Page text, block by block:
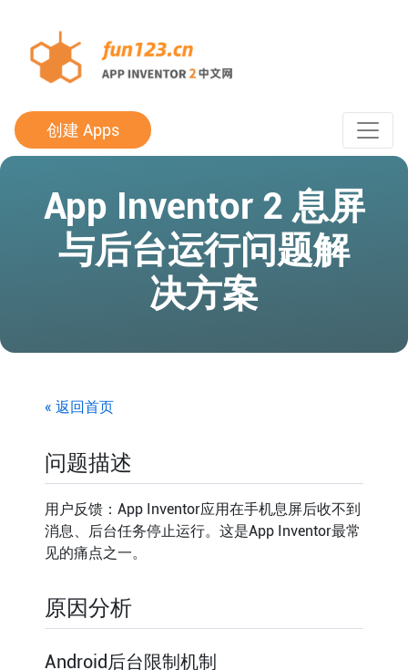
创建 Apps
App Inventor 2 息屏
与后台运行问题解
决方案
« 返回首页
问题描述
用户反馈：App Inventor应用在手机息屏后收不到
消息、后台任务停止运行。这是App Inventor最常
见的痛点之一。
原因分析
Android后台限制机制